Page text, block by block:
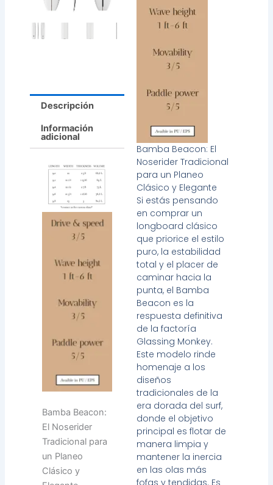
Bamba Beacon: El
Noserider Tradicional
para un Planeo
Clásico y Elegante
Si estás pensando
en comprar un
longboard clásico
que priorice el estilo
puro, la estabilidad
total y el placer de
caminar hacia la
punta, el Bamba
Beacon es la
respuesta definitiva
de la factoría
Glassing Monkey.
Este modelo rinde
homenaje a los
diseños
tradicionales de la
era dorada del surf,
donde el objetivo
principal es flotar de
manera limpia y
mantener la inercia
en las olas más
fofas y tendidas. Es
Descripción
Información
adicional
Bamba Beacon:
El Noserider
Tradicional para
un Planeo
Clásico y